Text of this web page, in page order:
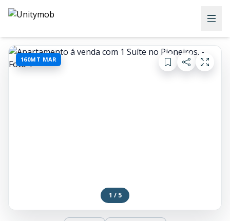
160MT MAR
1 / 5